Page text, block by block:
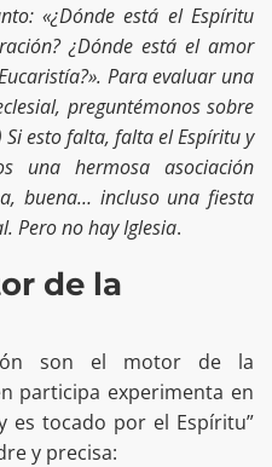
«¿Dónde está el Espíritu
¿Dónde está el amor
Para evaluar una
preguntémonos sobre
esto falta, falta el Espíritu y
una hermosa asociación
buena… incluso una fiesta
Pero no hay Iglesia.
de la
son el motor de la
participa experimenta en
es tocado por el Espíritu”
y precisa: